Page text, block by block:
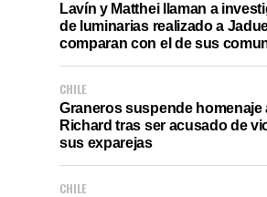
Lavín y Matthei llaman a
de luminarias realizado a
comparan con el de sus
CHILE
Graneros suspende homenaje
Richard tras ser acusado de
sus exparejas
CHILE